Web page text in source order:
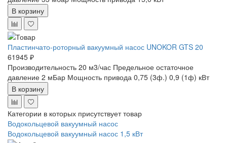
В корзину
Пластинчато-роторный вакуумный насос UNOKOR GTS 20
61945 ₽
Производительность 20 м3/час Предельное остаточное
давление 2 мБар Мощность привода 0,75 (3ф.) 0,9 (1ф) кВт
В корзину
Категории в которых присутствует товар
Водокольцевой вакуумный насос
Водокольцевой вакуумный насос 1,5 кВт